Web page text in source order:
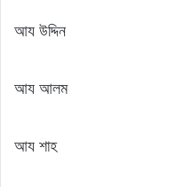
আয উদ্দিন
আয আলম
আয শাহ